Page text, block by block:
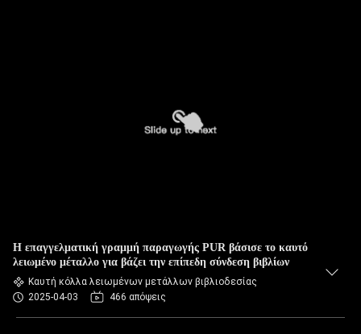
Η επαγγελματική γραμμή παραγωγής PUR βάσισε το καυτό
λειωμένο μέταλλο για βάζει την επίπεδη σύνδεση βιβλίων
Καυτή κόλλα λειωμένων μετάλλων βιβλιοδεσίας
2025-04-03
466 απόψεις